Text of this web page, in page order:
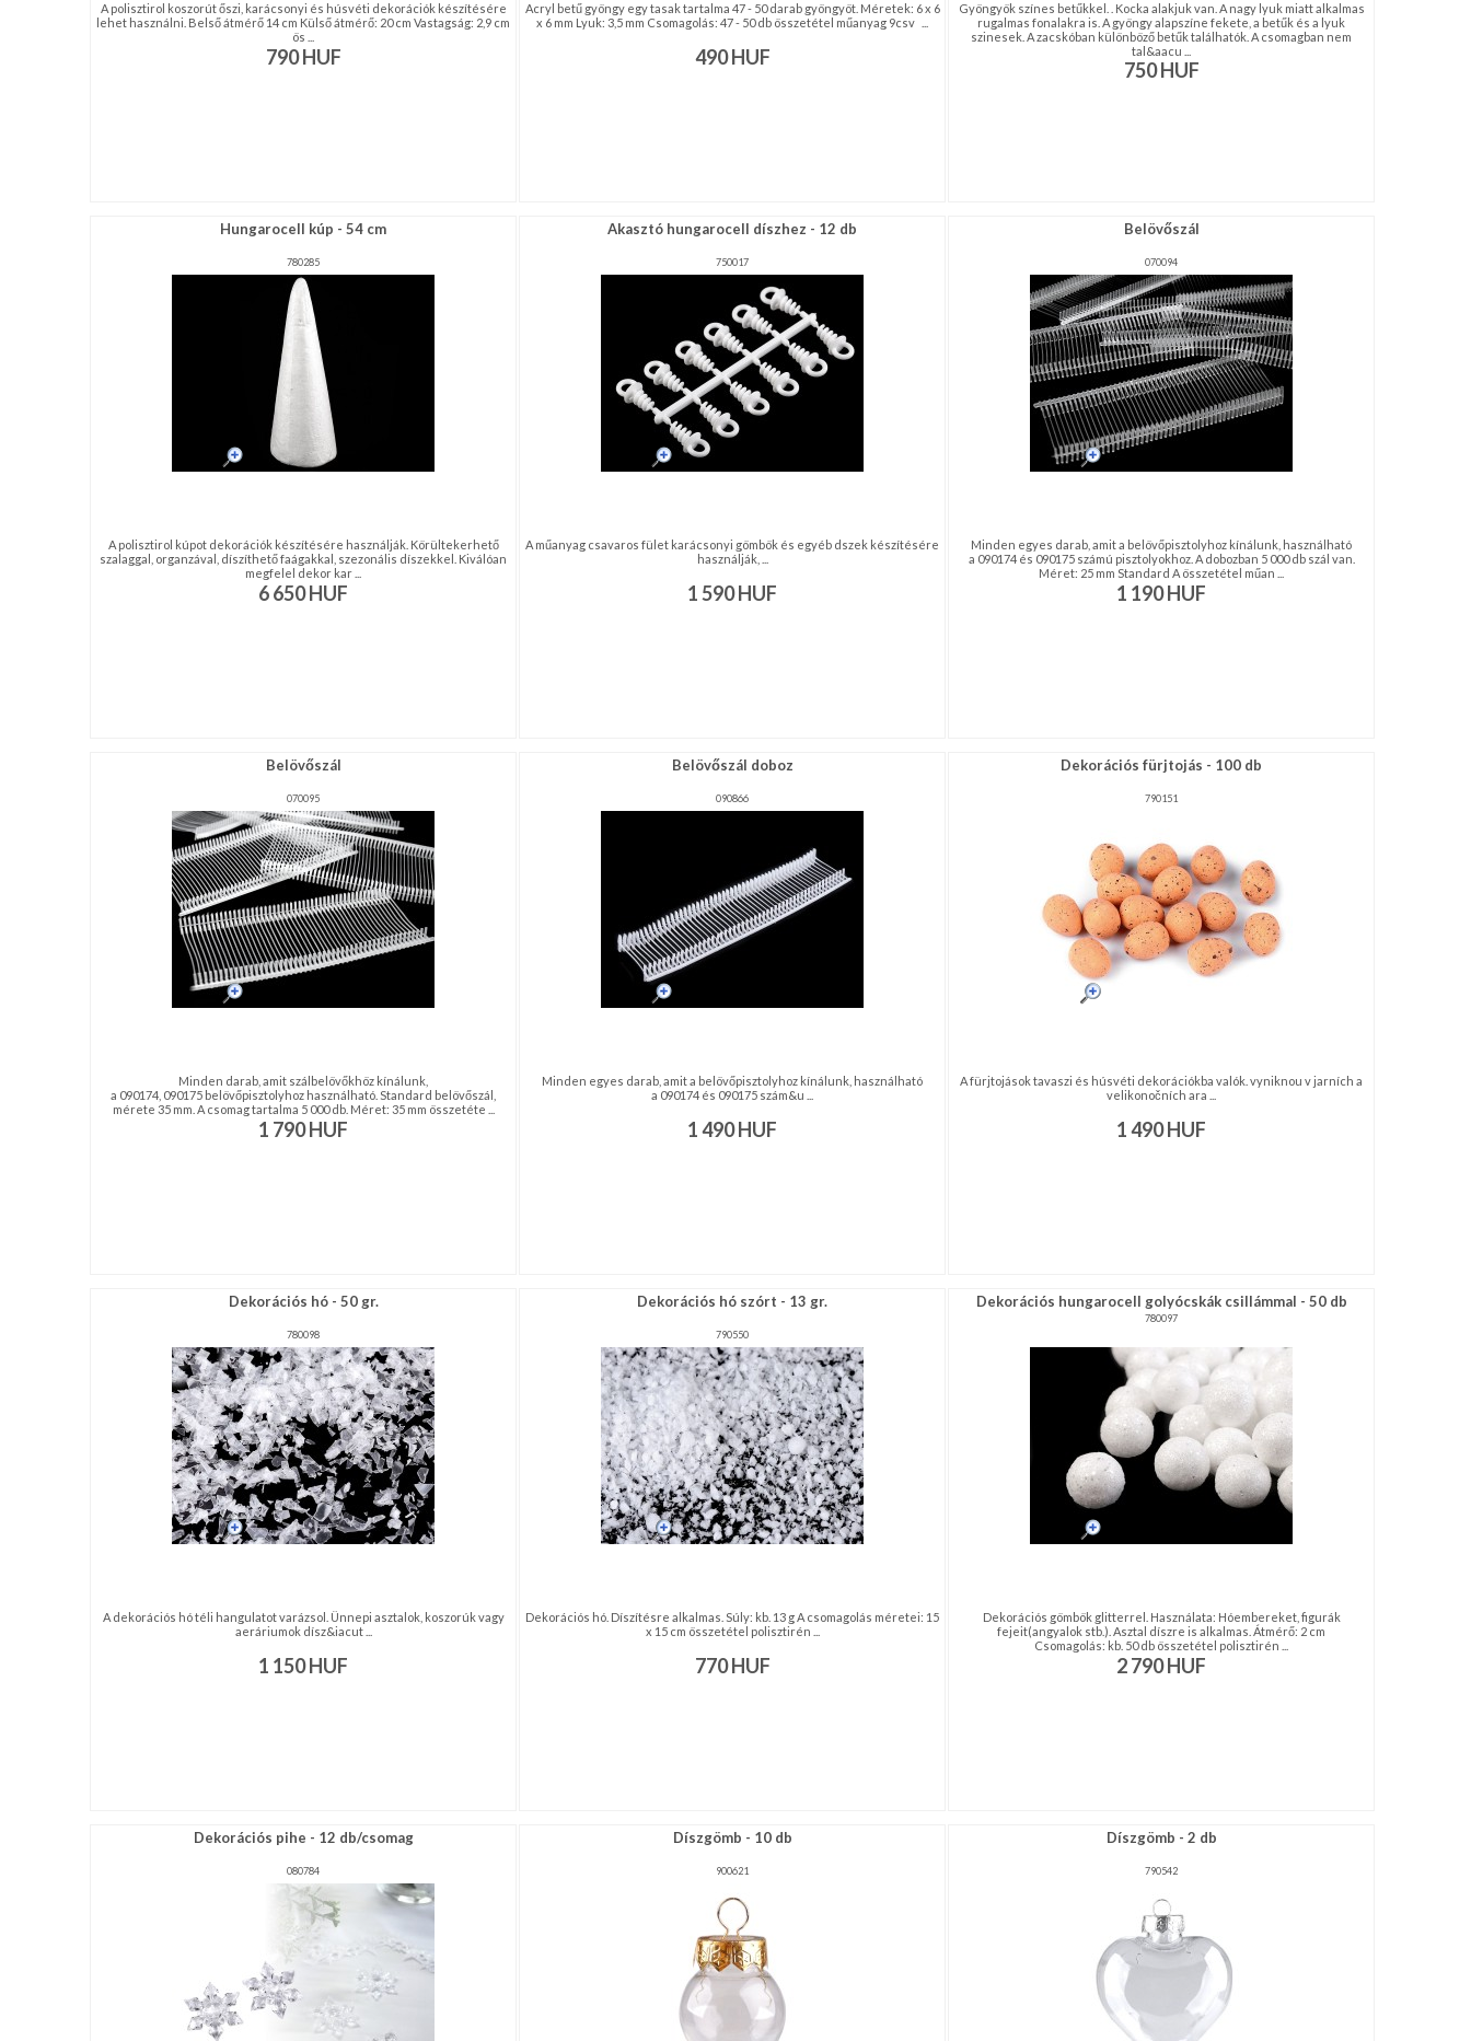
A polisztirol koszorút őszi, karácsonyi és húsvéti dekorációk készítésére
lehet használni. Belső átmérő 14 cm Külső átmérő: 20 cm Vastagság: 2,9 cm
ös ...
790HUF
Acryl betű gyöngy egy tasak tartalma 47 - 50 darab gyöngyöt. Méretek: 6 x 6
x 6 mm Lyuk: 3,5 mm Csomagolás: 47 - 50 db összetétel műanyag 9csv ...
490HUF
Gyöngyök színes betűkkel. . Kocka alakjuk van. A nagy lyuk miatt alkalmas
rugalmas fonalakra is. A gyöngy alapszíne fekete, a betűk és a lyuk
szinesek. A zacskóban különböző betűk találhatók. A csomagban nem
tal&aacu ...
750HUF
Hungarocell kúp - 54 cm
780285
A polisztirol kúpot dekorációk készítésére használják. Körültekerhető
szalaggal, organzával, díszíthető faágakkal, szezonális díszekkel. Kiválóan
megfelel dekor kar ...
6 650HUF
Akasztó hungarocell díszhez - 12 db
750017
A műanyag csavaros fület karácsonyi gömbök és egyéb dszek készítésére
használják, ...
1 590HUF
Belövőszál
070094
Minden egyes darab, amit a belövőpisztolyhoz kínálunk, használható
a 090174 és 090175 számú pisztolyokhoz. A dobozban 5 000 db szál van.
Méret: 25 mm Standard A összetétel műan ...
1 190HUF
Belövőszál
070095
Minden darab, amit szálbelövőkhöz kínálunk,
a 090174, 090175 belövőpisztolyhoz használható. Standard belövőszál,
mérete 35 mm. A csomag tartalma 5 000 db. Méret: 35 mm összetéte ...
1 790HUF
Belövőszál doboz
090866
Minden egyes darab, amit a belövőpisztolyhoz kínálunk, használható
a 090174 és 090175 szám&u ...
1 490HUF
Dekorációs fürjtojás - 100 db
790151
A fürjtojások tavaszi és húsvéti dekorációkba valók. vyniknou v jarních a
velikonočních ara ...
1 490HUF
Dekorációs hó - 50 gr.
780098
A dekorációs hó téli hangulatot varázsol. Ünnepi asztalok, koszorúk vagy
aeráriumok dísz&iacut ...
1 150HUF
Dekorációs hó szórt - 13 gr.
790550
Dekorációs hó. Díszítésre alkalmas. Súly: kb. 13 g A csomagolás méretei: 15
x 15 cm összetétel polisztirén ...
770HUF
Dekorációs hungarocell golyócskák csillámmal - 50 db
780097
Dekorációs gömbök glitterrel. Használata: Hóembereket, figurák
fejeit(angyalok stb.). Asztal díszre is alkalmas. Átmérő: 2 cm
Csomagolás: kb. 50 db összetétel polisztirén ...
2 790HUF
Dekorációs pihe - 12 db/csomag
080784
Díszgömb - 10 db
900621
Díszgömb - 2 db
790542